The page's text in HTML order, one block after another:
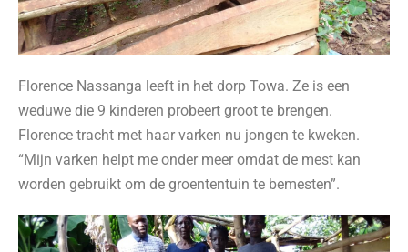
Florence Nassanga leeft in het dorp Towa. Ze is een
weduwe die 9 kinderen probeert groot te brengen.
Florence tracht met haar varken nu jongen te kweken.
“Mijn varken helpt me onder meer omdat de mest kan
worden gebruikt om de groententuin te bemesten”.